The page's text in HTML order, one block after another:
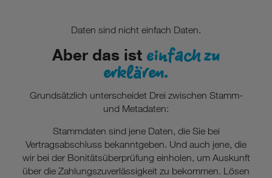
Daten sind nicht einfach Daten.
Aber das ist einfach zu
erklären.
Grundsätzlich unterscheidet Drei zwischen Stamm-
und Metadaten:
Stammdaten sind jene Daten, die Sie bei
Vertragsabschluss bekanntgeben. Und auch jene, die
wir bei der Bonitätsüberprüfung einholen, um Auskunft
über die Zahlungszuverlässigkeit zu bekommen. Lösen
Wenn Sie „Nur notwendige Cookies“ wählen, dann sind für
Sie nur jene Cookies im Einsatz, die zur Funktion dieser
Website unerlässlich sind.